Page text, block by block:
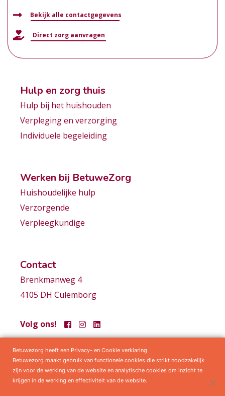
Bekijk alle contactgegevens
Direct zorg aanvragen
Hulp en zorg thuis
Hulp bij het huishouden
Verpleging en verzorging
Individuele begeleiding
Werken bij BetuweZorg
Huishoudelijke hulp
Verzorgende
Verpleegkundige
Contact
Brenkmanweg 4
4105 DH Culemborg
Volg ons!
Samenwerkingen Privacy statement Algemene voorwaarden
Betuwezorg heeft een Privacy- en Cookie verklaring
Betuwezorg maakt gebruik van functionele cookies die strikt noodzakelijk
zijn voor de werking van de website en analytische cookies om inzicht te
krijgen in de werking en effectiviteit van de website.